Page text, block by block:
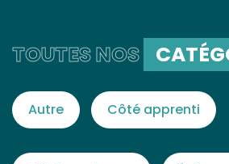
TOUTES NOS
Autre Côté apprenti